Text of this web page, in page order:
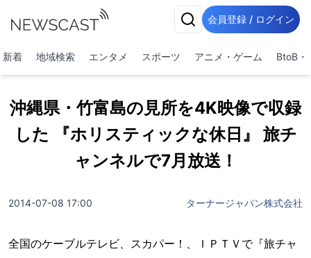
会員登録 / ログイン
新着 地域検索 エンタメ スポーツ アニメ・ゲーム BtoB・
沖縄県・竹富島の見所を4K映像で収録
した 『ホリスティックな休日』 旅チ
ャンネルで7月放送！
2014-07-08 17:00 ターナージャパン株式会社
全国のケーブルテレビ、スカパー！、ＩＰＴＶで『旅チャ